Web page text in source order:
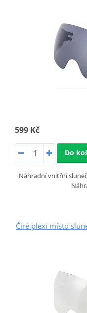
599 Kč
Do
Náhradní vnitřní
Čiré plexi místo